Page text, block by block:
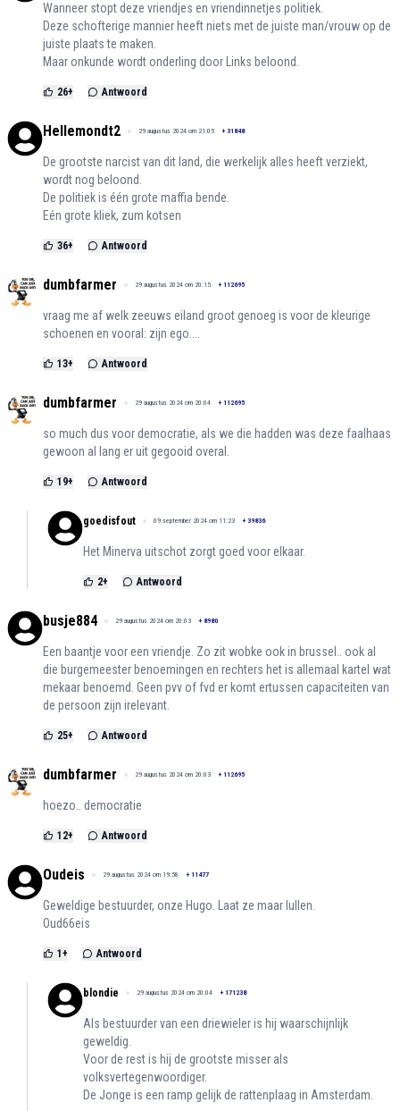
Wanneer stopt deze vriendjes en vriendinnetjes politiek.
Deze schofterige mannier heeft niets met de juiste man/vrouw op de
juiste plaats te maken.
Maar onkunde wordt onderling door Links beloond.
26+ Antwoord
Hellemondt2 29 augustus 2024 om 21:05 + 31848
De grootste narcist van dit land, die werkelijk alles heeft verziekt,
wordt nog beloond.
De politiek is één grote maffia bende.
Eén grote kliek, zum kotsen
36+ Antwoord
dumbfarmer 29 augustus 2024 om 20:15 + 112695
vraag me af welk zeeuws eiland groot genoeg is voor de kleurige
schoenen en vooral: zijn ego....
13+ Antwoord
dumbfarmer 29 augustus 2024 om 20:04 + 112695
so much dus voor democratie, als we die hadden was deze faalhaas
gewoon al lang er uit gegooid overal.
19+ Antwoord
goedisfout 09 september 2024 om 11:23 + 39836
Het Minerva uitschot zorgt goed voor elkaar.
2+ Antwoord
busje884 29 augustus 2024 om 20:03 + 8980
Een baantje voor een vriendje. Zo zit wobke ook in brussel.. ook al
die burgemeester benoemingen en rechters het is allemaal kartel wat
mekaar benoemd. Geen pvv of fvd er komt ertussen capaciteiten van
de persoon zijn irelevant.
25+ Antwoord
dumbfarmer 29 augustus 2024 om 20:03 + 112695
hoezo.. democratie
12+ Antwoord
Oudeis 29 augustus 2024 om 19:58 + 11477
Geweldige bestuurder, onze Hugo. Laat ze maar lullen.
Oud66eis
1 + Antwoord
blondie 29 augustus 2024 om 20:04 + 171238
Als bestuurder van een driewieler is hij waarschijnlijk
geweldig.
Voor de rest is hij de grootste misser als
volksvertegenwoordiger.
De Jonge is een ramp gelijk de rattenplaag in Amsterdam.